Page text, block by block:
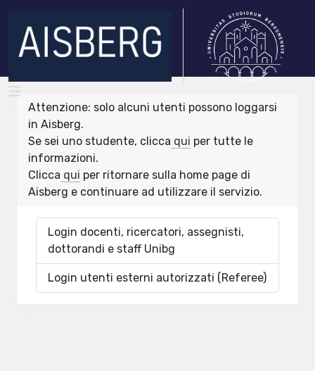
Attenzione: solo alcuni utenti possono loggarsi
in Aisberg.
Se sei uno studente, clicca qui per tutte le
informazioni.
Clicca qui per ritornare sulla home page di
Aisberg e continuare ad utilizzare il servizio.
Login docenti, ricercatori, assegnisti,
dottorandi e staff Unibg
Login utenti esterni autorizzati (Referee)